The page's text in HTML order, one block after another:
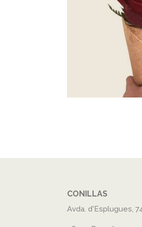
CONILLAS
Avda. d'Esplugues,